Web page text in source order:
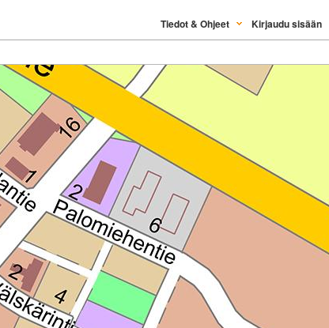
Tiedot & Ohjeet Kirjaudu sisään